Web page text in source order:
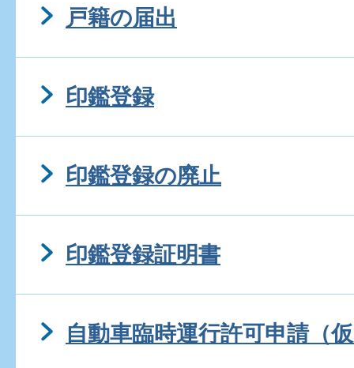
戸籍の届出
印鑑登録
印鑑登録の廃止
印鑑登録証明書
自動車臨時運行許可申請（